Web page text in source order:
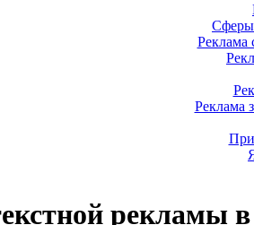
Реклама
Реклама
рекламы